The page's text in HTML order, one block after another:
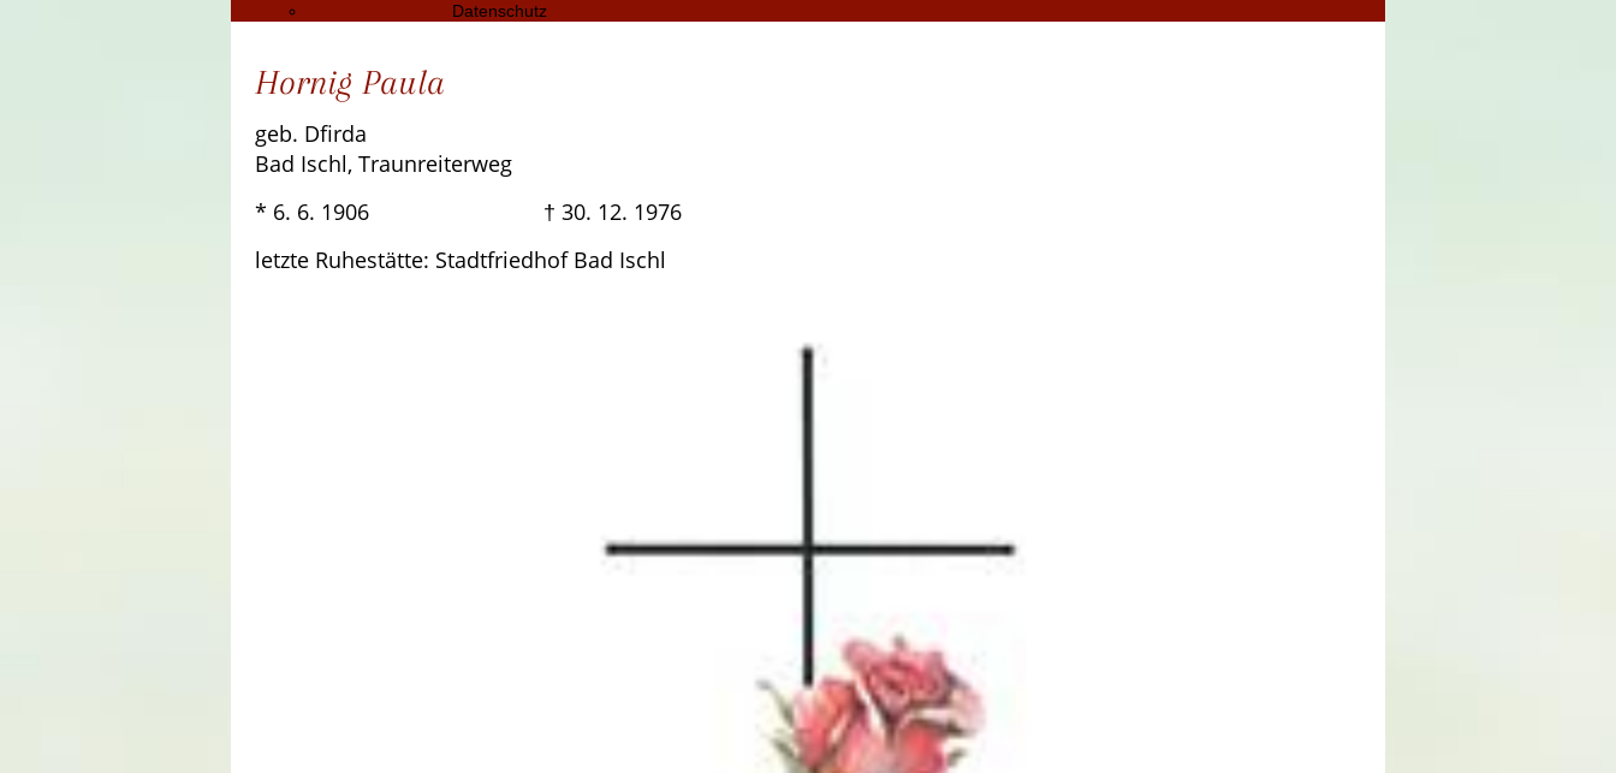
Datenschutz
Hornig Paula
geb. Dfirda
Bad Ischl, Traunreiterweg
* 6. 6. 1906 † 30. 12. 1976
letzte Ruhestätte: Stadtfriedhof Bad Ischl